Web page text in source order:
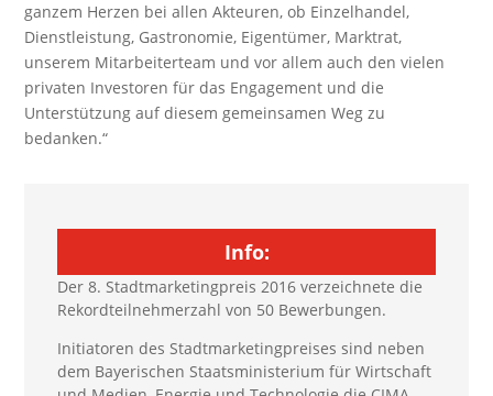
ganzem Herzen bei allen Akteuren, ob Einzelhandel,
Dienstleistung, Gastronomie, Eigentümer, Marktrat,
unserem Mitarbeiterteam und vor allem auch den vielen
privaten Investoren für das Engagement und die
Unterstützung auf diesem gemeinsamen Weg zu
bedanken.“
Info:
Der 8. Stadtmarketingpreis 2016 verzeichnete die
Rekordteilnehmerzahl von 50 Bewerbungen.
Initiatoren des Stadtmarketingpreises sind neben
dem Bayerischen Staatsministerium für Wirtschaft